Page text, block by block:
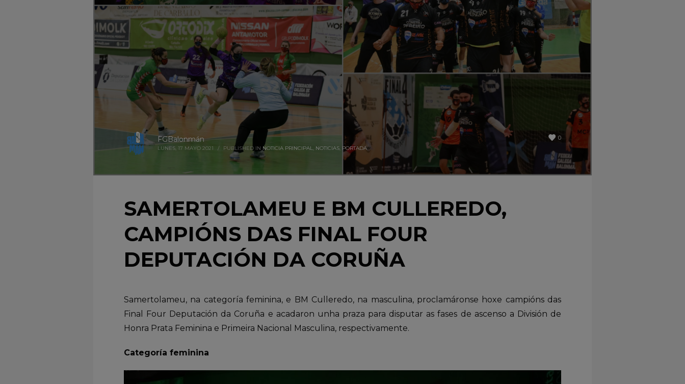
0
FGBalonmán
LUNES, 17 MAYO 2021 / PUBLISHED IN NOTICIA PRINCIPAL, NOTICIAS, PORTADA
SAMERTOLAMEU E BM CULLEREDO,
CAMPIÓNS DAS FINAL FOUR
DEPUTACIÓN DA CORUÑA
Samertolameu, na categoría feminina, e BM Culleredo, na masculina, proclamáronse hoxe campións das
Final Four Deputación da Coruña e acadaron unha praza para disputar as fases de ascenso a División de
Honra Prata Feminina e Primeira Nacional Masculina, respectivamente.
Categoría feminina